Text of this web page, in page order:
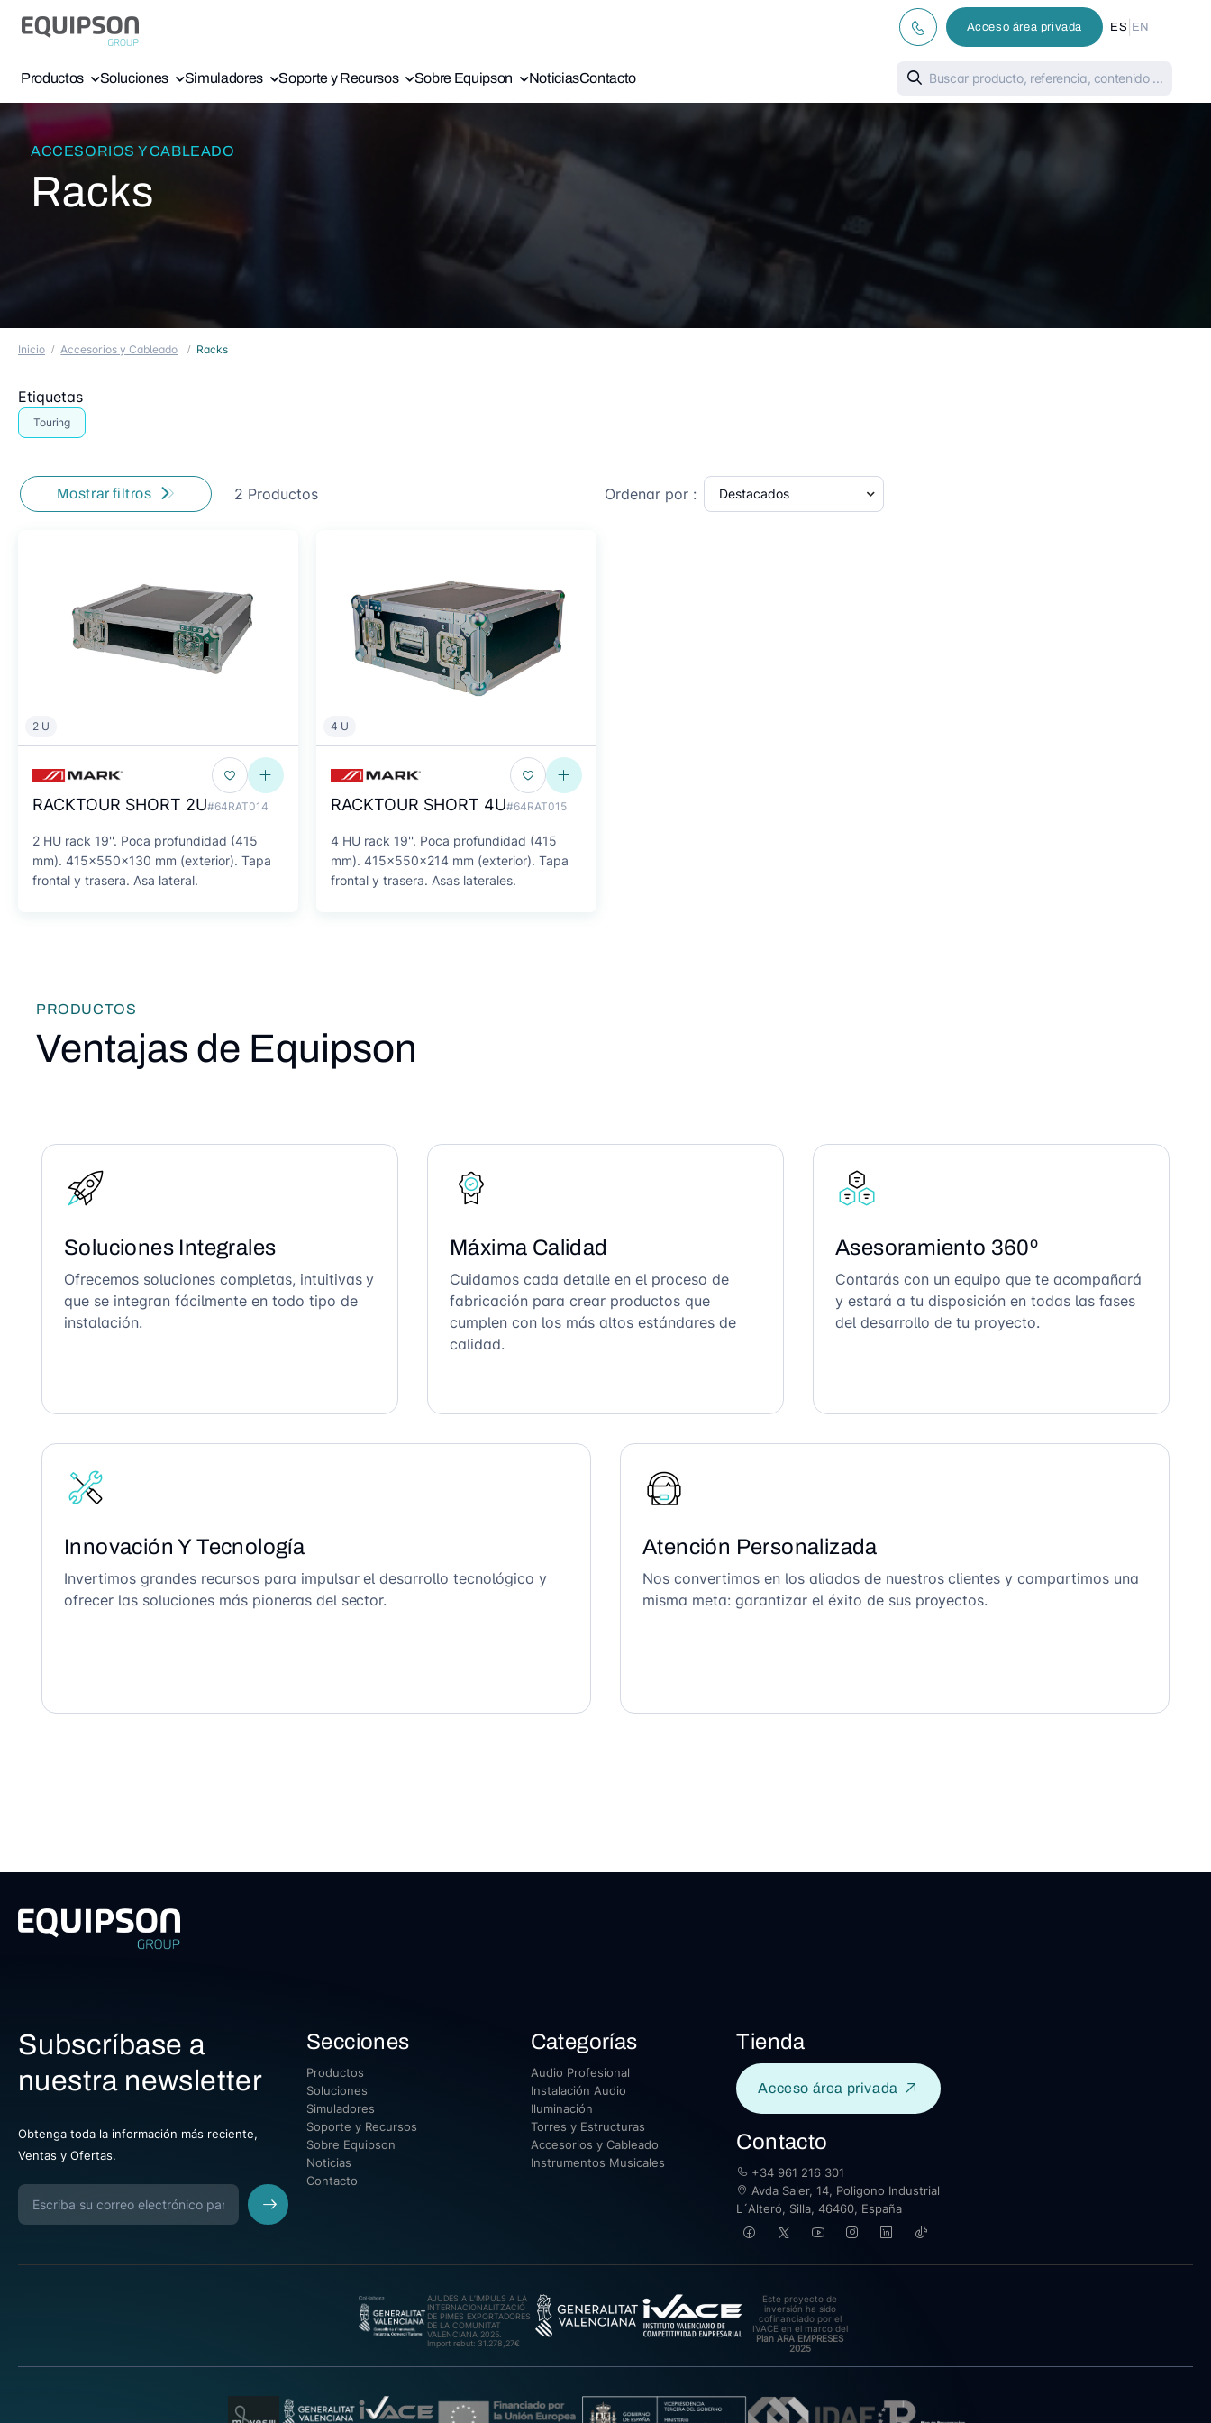
Acceso área privada ES EN
Productos Soluciones Simuladores Soporte y Recursos Sobre Equipson NoticiasContacto
ACCESORIOS Y CABLEADO
Racks
Inicio Accesorios y Cableado Racks
Etiquetas
Touring
Mostrar filtros 2 Productos Ordenar por :
2 U
RACKTOUR SHORT 2U#64RAT014
2 HU rack 19''. Poca profundidad (415
mm). 415x550x130 mm (exterior). Tapa
frontal y trasera. Asa lateral.
4 U
RACKTOUR SHORT 4U#64RAT015
4 HU rack 19''. Poca profundidad (415
mm). 415x550x214 mm (exterior). Tapa
frontal y trasera. Asas laterales.
PRODUCTOS
Ventajas de Equipson
Soluciones Integrales
Ofrecemos soluciones completas, intuitivas y
que se integran fácilmente en todo tipo de
instalación.
Máxima Calidad
Cuidamos cada detalle en el proceso de
fabricación para crear productos que
cumplen con los más altos estándares de
calidad.
Asesoramiento 360º
Contarás con un equipo que te acompañará
y estará a tu disposición en todas las fases
del desarrollo de tu proyecto.
Innovación Y Tecnología
Invertimos grandes recursos para impulsar el desarrollo tecnológico y
ofrecer las soluciones más pioneras del sector.
Atención Personalizada
Nos convertimos en los aliados de nuestros clientes y compartimos una
misma meta: garantizar el éxito de sus proyectos.
Subscríbase a
nuestra newsletter
Obtenga toda la información más reciente,
Ventas y Ofertas.
Secciones
Productos
Soluciones
Simuladores
Soporte y Recursos
Sobre Equipson
Noticias
Contacto
Categorías
Audio Profesional
Instalación Audio
Iluminación
Torres y Estructuras
Accesorios y Cableado
Instrumentos Musicales
Tienda
Acceso área privada
Contacto
+34 961 216 301
Avda Saler, 14, Poligono Industrial
L´Alteró, Silla, 46460, España
AJUDES A L’IMPULS A LA
INTERNACIONALITZACIÓ
DE PIMES EXPORTADORES
DE LA COMUNITAT
VALENCIANA 2025.
Import rebut: 31.278,27€
Este proyecto de
inversión ha sido
cofinanciado por el
IVACE en el marco del
Plan ARA EMPRESES
2025